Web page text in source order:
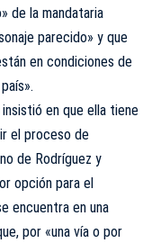
de la mandataria
parecido» y que
en condiciones de
en que ella tiene
el proceso de
de Rodríguez y
opción para el
encuentra en una
por «una vía o por